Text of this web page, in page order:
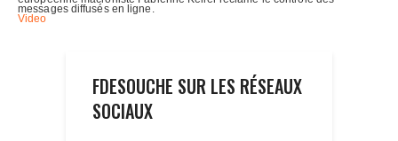
FDESOUCHE SUR LES RÉSEAUX
SOCIAUX